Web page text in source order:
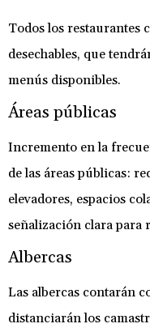
Todos los restaurantes
desechables, que
menús disponibles.
Áreas públicas
Incremento en la
de las áreas públicas:
elevadores, espacios
señalización clara para
Albercas
Las albercas contarán
distanciarán los